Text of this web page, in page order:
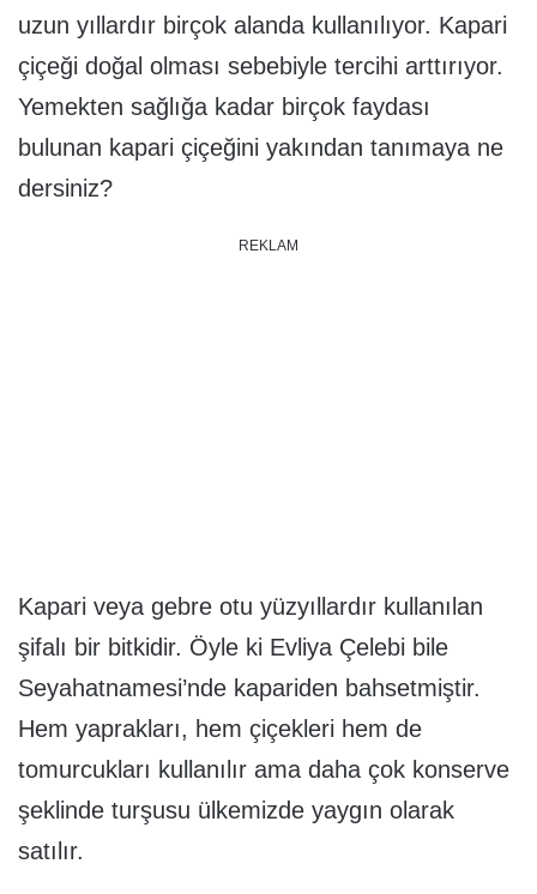
uzun yıllardır birçok alanda kullanılıyor. Kapari
çiçeği doğal olması sebebiyle tercihi arttırıyor.
Yemekten sağlığa kadar birçok faydası
bulunan kapari çiçeğini yakından tanımaya ne
dersiniz?
REKLAM
Kapari veya gebre otu yüzyıllardır kullanılan
şifalı bir bitkidir. Öyle ki Evliya Çelebi bile
Seyahatnamesi’nde kapariden bahsetmiştir.
Hem yaprakları, hem çiçekleri hem de
tomurcukları kullanılır ama daha çok konserve
şeklinde turşusu ülkemizde yaygın olarak
satılır.